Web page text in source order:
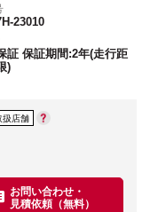
23010
証 保証期間:2年(走行距
)
扱店舗
お問い合わせ・
見積依頼（無料）